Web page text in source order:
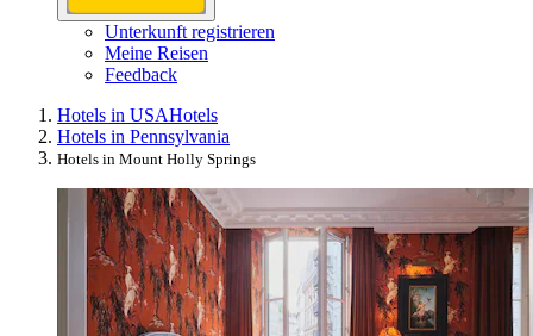
Unterkunft registrieren
Meine Reisen
Feedback
Hotels in USAHotels
Hotels in Pennsylvania
Hotels in Mount Holly Springs